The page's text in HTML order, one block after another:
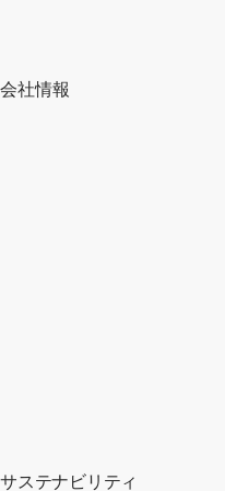
会社情報
サステナビリティ